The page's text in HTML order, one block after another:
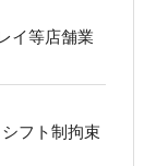
イ等店舗業
フト制拘束